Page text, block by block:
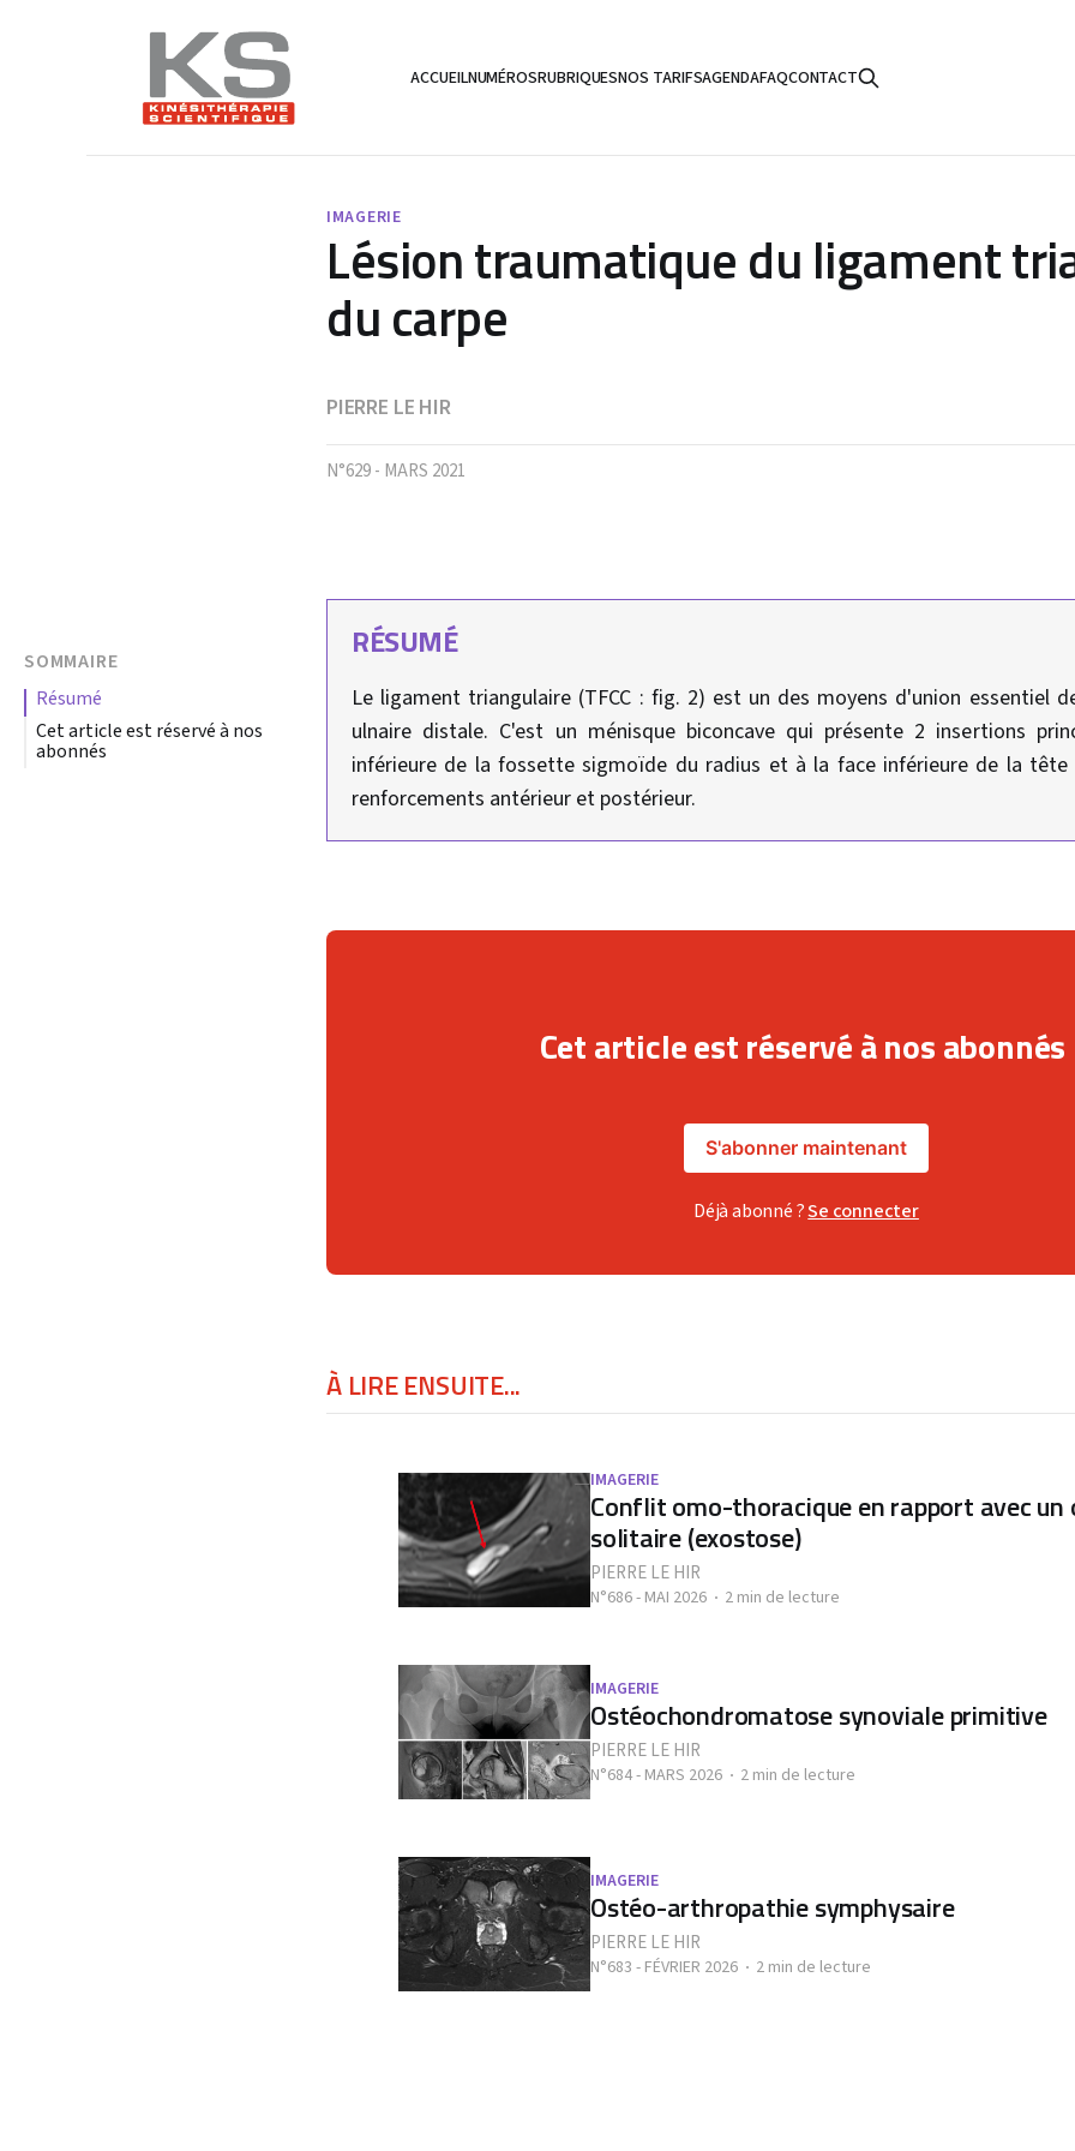
ACCUEILNUMÉROSRUBRIQUESNOS TARIFSAGENDAFAQCONTACT
IMAGERIE
Lésion traumatique du ligament
du carpe
PIERRE LE HIR
N°629 - MARS 2021
SOMMAIRE
résumé
Cet article est réservé à nos
abonnés
RÉSUMÉ
Le ligament triangulaire (TFCC : fig. 2) est un des moyens d'union essentiel
ulnaire distale. C'est un ménisque biconcave qui présente 2 insertions
inférieure de la fossette sigmoïde du radius et à la face inférieure de la tête
renforcements antérieur et postérieur.
Cet article est réservé à nos abonnés
S'abonner maintenant
Déjà abonné ?Se connecter
À LIRE ENSUITE...
IMAGERIE
Conflit omo-thoracique en rapport avec
solitaire (exostose)
PIERRE LE HIR
N°686 - MAI 2026 2 min de lecture
IMAGERIE
Ostéochondromatose synoviale primitive
PIERRE LE HIR
N°684 - MARS 2026 2 min de lecture
IMAGERIE
Ostéo-arthropathie symphysaire
PIERRE LE HIR
N°683 - FÉVRIER 2026 2 min de lecture